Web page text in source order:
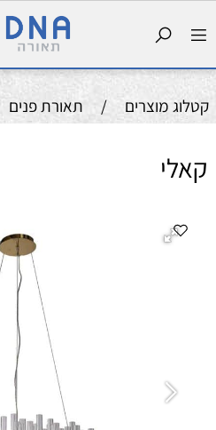
קטלוג מוצרים / תאורת פנים
קאלי